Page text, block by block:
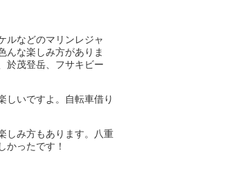
ルなどのマリンレジャ
んな楽しみ方がありま
於茂登岳、フサキビー
しいですよ。自転車借り
しみ方もあります。八重
かったです！